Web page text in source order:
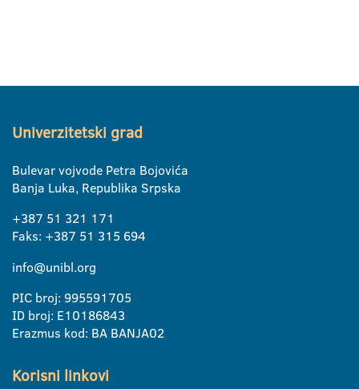
Univerzitetski grad
Bulevar vojvode Petra Bojovića
Banja Luka, Republika Srpska
+387 51 321 171
Faks: +387 51 315 694
info@unibl.org
PIC broj: 995591705
ID broj: E10186843
Erazmus kod: BA BANJA02
Korisni linkovi